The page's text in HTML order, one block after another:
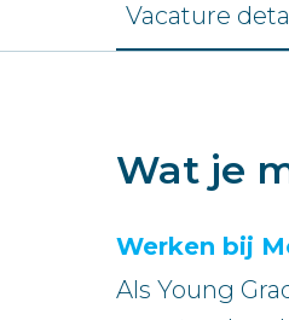
Vacature
Wat je
Werken bij
Als Young